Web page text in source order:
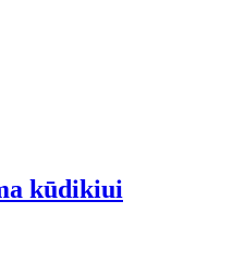
kūdikiui